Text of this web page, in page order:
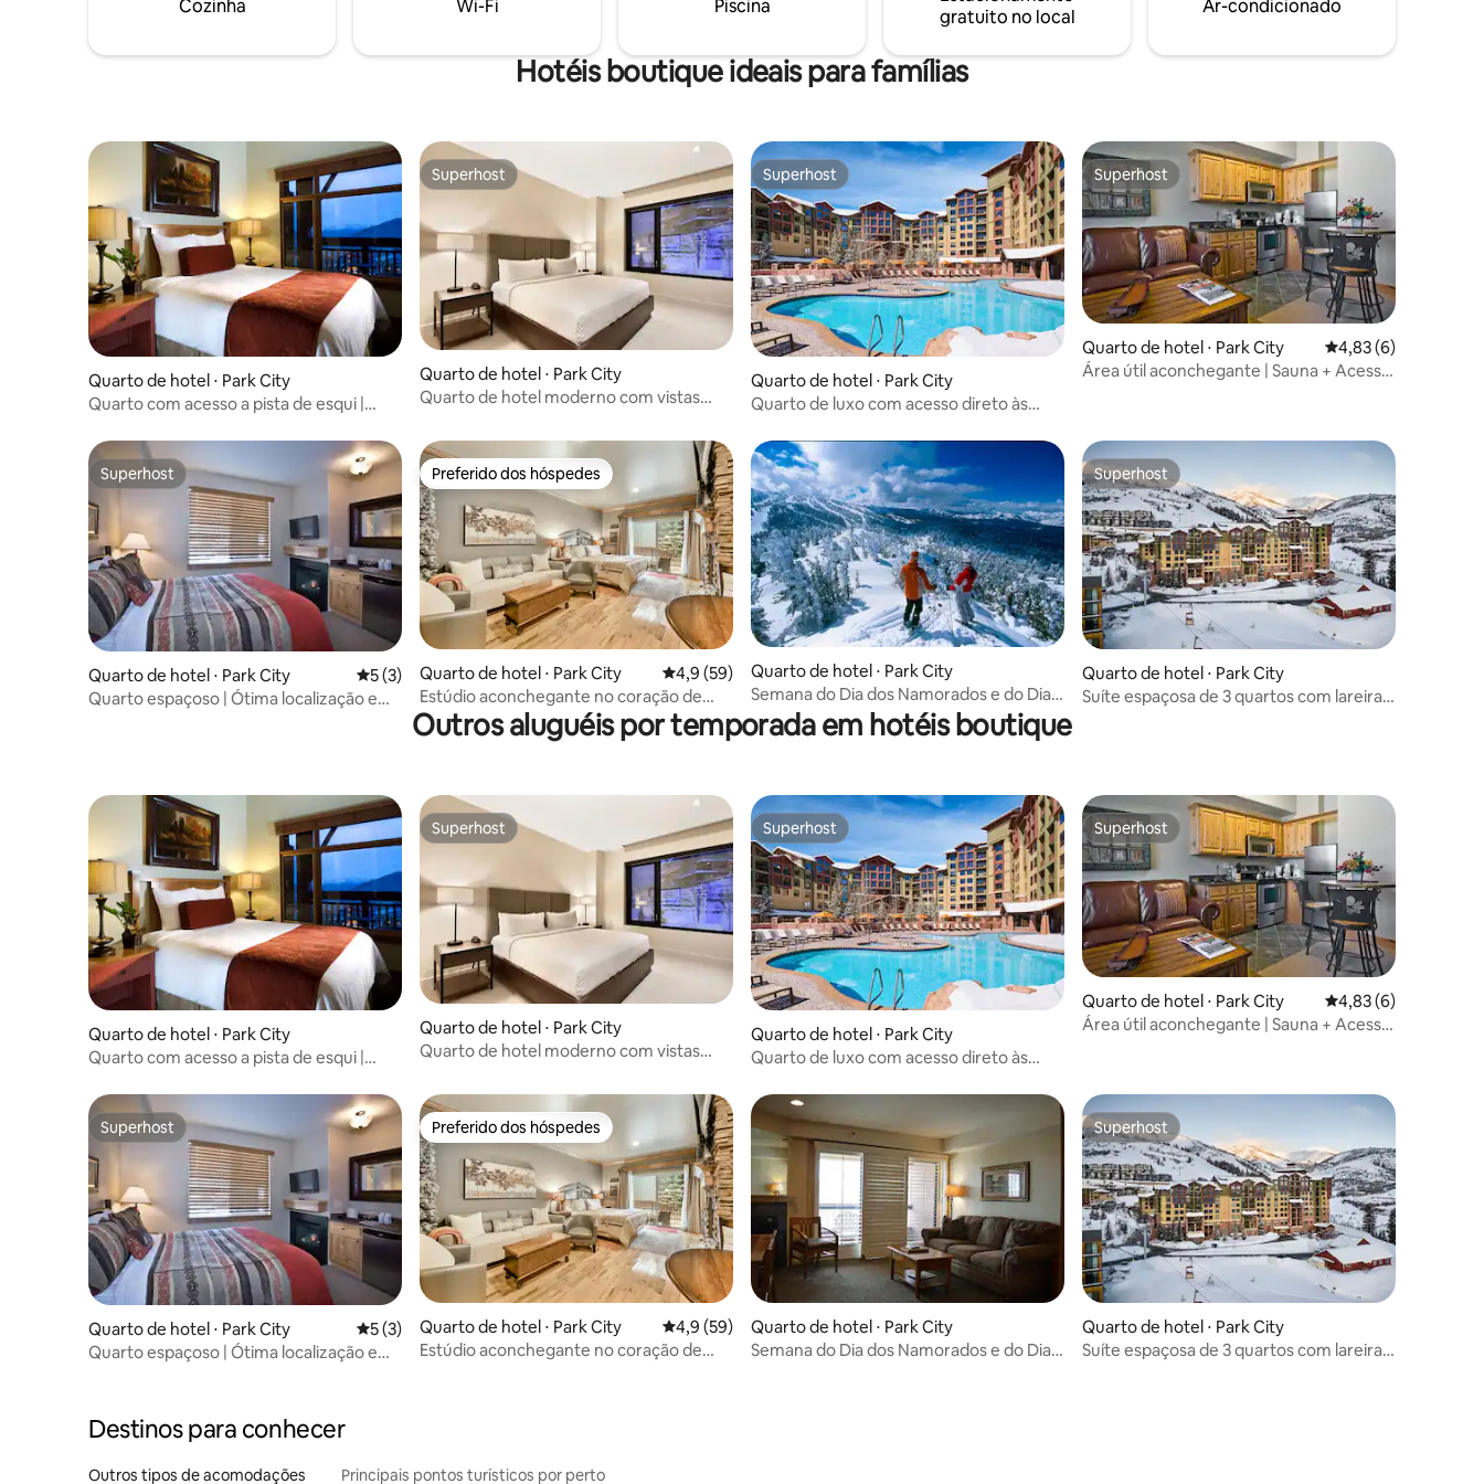
para relaxar depois de um dia nas pistas.
uma taxa adicional.
relaxante.
cidade montanhosa.
Cozinha Wi-Fi Piscina
gratuito no local
Ar-condicionado
Hotéis boutique ideais para famílias
Quarto de hotel ⋅ Park City
Quarto com acesso a pista de esqui |
Superhost
Superhost
Quarto de hotel ⋅ Park City
Quarto de hotel moderno com vistas
Superhost
Superhost
Quarto de hotel ⋅ Park City
Quarto de luxo com acesso direto às
Superhost
Superhost
Quarto de hotel ⋅ Park City 4,83 de uma
4,83 (6)
Área útil aconchegante | Sauna + Acesso
Superhost
Superhost
Quarto de hotel ⋅ Park City 5 de uma avaliação média de 5, 3 avaliações
5 (3)
Quarto espaçoso | Ótima localização em
Preferido dos hóspedes
Preferido dos hóspedes
Quarto de hotel ⋅ Park City 4,9 de uma avaliação média de 5, 59 avaliações
4,9 (59)
Estúdio aconchegante no coração de
Park City
Quarto de hotel ⋅ Park City
Semana do Dia dos Namorados e do Dia
dos Presidentes: 14 a 21 de fevereiro
Superhost
Superhost
Quarto de hotel ⋅ Park City
Suíte espaçosa de 3 quartos com lareira e
Outros aluguéis por temporada em hotéis boutique
Quarto de hotel ⋅ Park City
Quarto com acesso a pista de esqui |
Superhost
Superhost
Quarto de hotel ⋅ Park City
Quarto de hotel moderno com vistas
Superhost
Superhost
Quarto de hotel ⋅ Park City
Quarto de luxo com acesso direto às
Superhost
Superhost
Quarto de hotel ⋅ Park City 4,83 de uma
4,83 (6)
Área útil aconchegante | Sauna + Acesso
Superhost
Superhost
Quarto de hotel ⋅ Park City 5 de uma avaliação média de 5, 3 avaliações
5 (3)
Quarto espaçoso | Ótima localização em
Preferido dos hóspedes
Preferido dos hóspedes
Quarto de hotel ⋅ Park City 4,9 de uma avaliação média de 5, 59 avaliações
4,9 (59)
Estúdio aconchegante no coração de
Quarto de hotel ⋅ Park City
Semana do Dia dos Namorados e do Dia
Superhost
Superhost
Quarto de hotel ⋅ Park City
Suíte espaçosa de 3 quartos com lareira e
Destinos para conhecer
Outros tipos de acomodações Principais pontos turísticos por perto